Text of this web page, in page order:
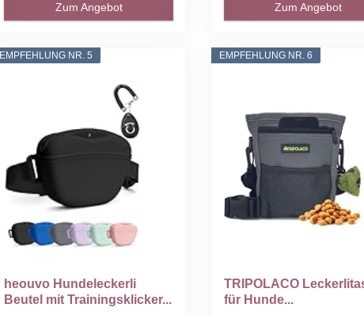
Zum Angebot Zum Angebot
EMPFEHLUNG NR. 5
heouvo Hundeleckerli
Beutel mit Trainingsklicker...
EMPFEHLUNG NR. 6
TRIPOLACO
für Hunde...